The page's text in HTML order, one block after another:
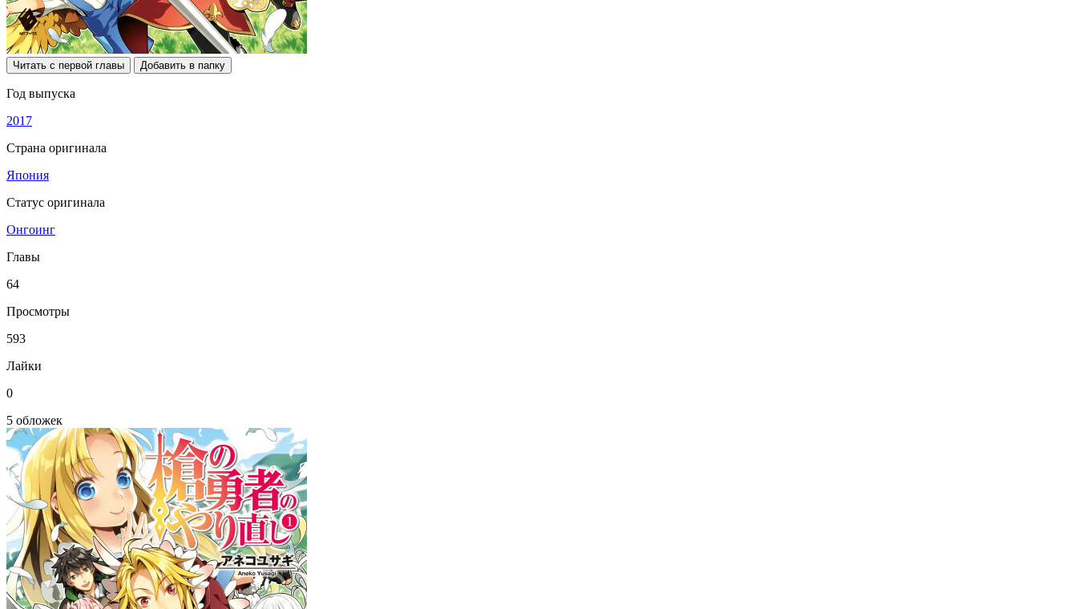
Читать с первой главы Добавить в папку
Год выпуска
2017
Страна оригинала
Япония
Статус оригинала
Онгоинг
Главы
64
Просмотры
593
Лайки
0
5 обложек